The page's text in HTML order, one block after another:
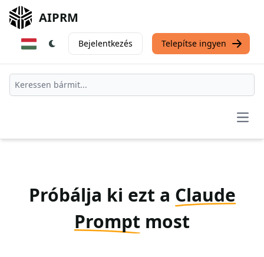
AIPRM
Bejelentkezés Telepítse ingyen
Próbálja ki ezt a Claude
Prompt most